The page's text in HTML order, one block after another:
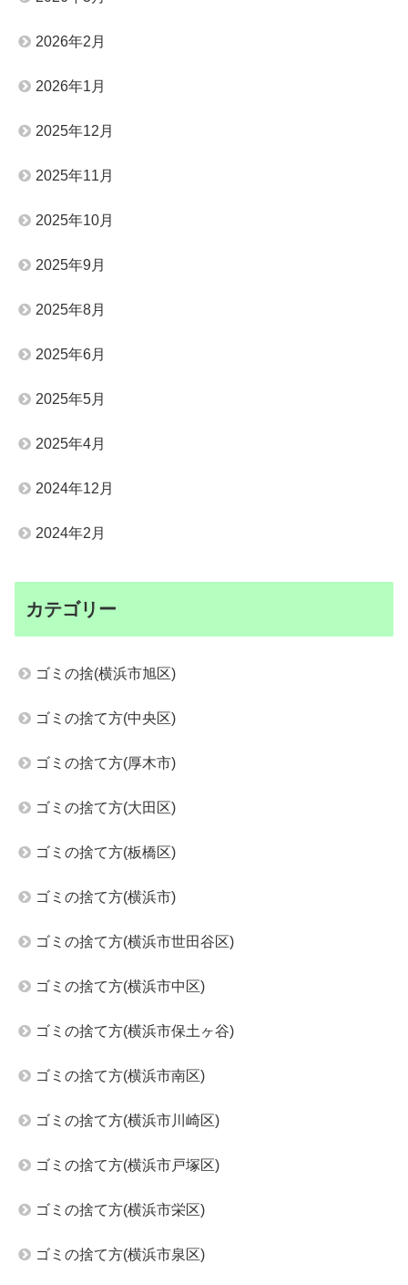
2026年2月
2026年1月
2025年12月
2025年11月
2025年10月
2025年9月
2025年8月
2025年6月
2025年5月
2025年4月
2024年12月
2024年2月
カテゴリー
ゴミの捨(横浜市旭区)
ゴミの捨て方(中央区)
ゴミの捨て方(厚木市)
ゴミの捨て方(大田区)
ゴミの捨て方(板橋区)
ゴミの捨て方(横浜市)
ゴミの捨て方(横浜市世田谷区)
ゴミの捨て方(横浜市中区)
ゴミの捨て方(横浜市保土ヶ谷)
ゴミの捨て方(横浜市南区)
ゴミの捨て方(横浜市川崎区)
ゴミの捨て方(横浜市戸塚区)
ゴミの捨て方(横浜市栄区)
ゴミの捨て方(横浜市泉区)